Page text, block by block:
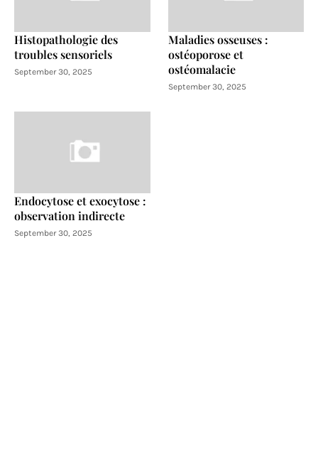
Histopathologie des
troubles sensoriels
September 30, 2025
Maladies osseuses :
ostéoporose et
ostéomalacie
September 30, 2025
Endocytose et exocytose :
observation indirecte
September 30, 2025